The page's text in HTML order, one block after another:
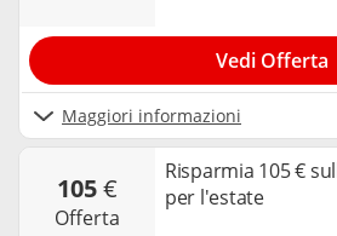
Maggiori informazioni
Vedi Offerta
105€
offerta
Risparmia 105 €
per l'estate